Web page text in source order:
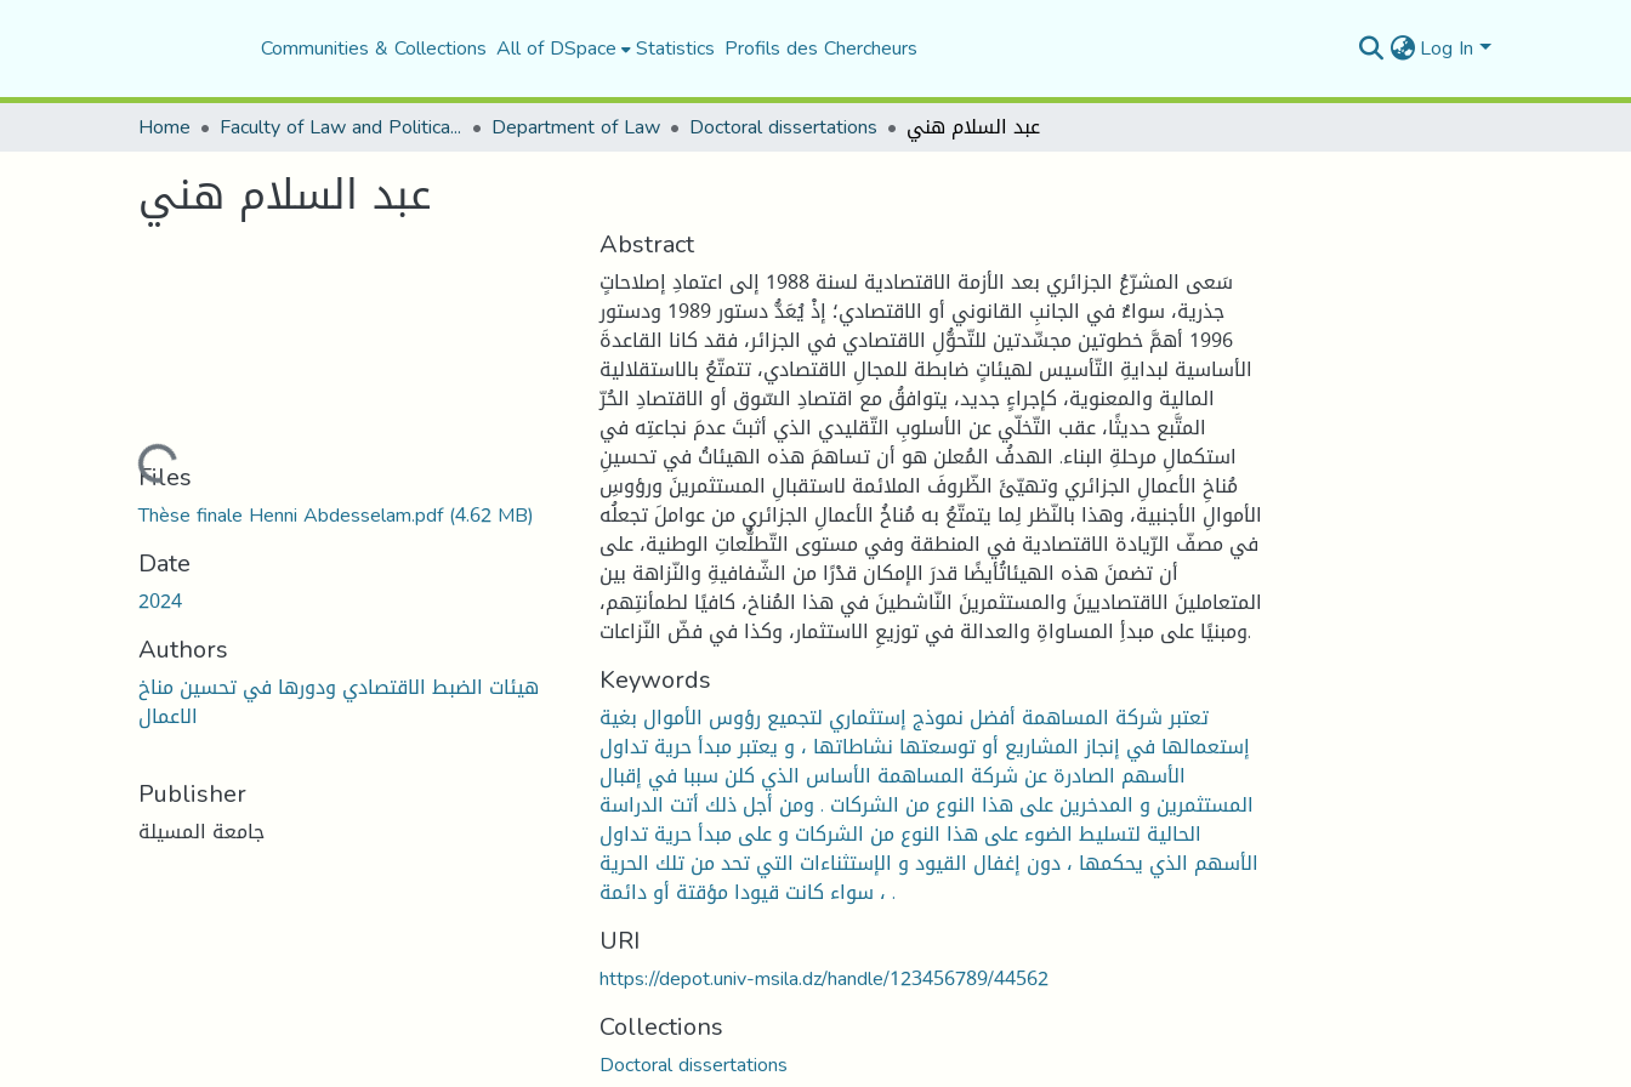
Communities & Collections All of DSpace Statistics Profils des Chercheurs Log In
Home Faculty of Law and Political Science Department of Law Doctoral dissertations عبد السلام هني
عبد السلام هني
Loading...
Files
Thèse finale Henni Abdesselam.pdf(4.62 MB)
Date
2024
Authors
هيئات الضبط الاقتصادي ودورها في تحسين مناخ
الاعمال
Publisher
جامعة المسيلة
Abstract
سَعى المشرّعُ الجزائري بعد الأزمة الاقتصادية لسنة 1988 إلى اعتمادِ إصلاحاتٍ
جذرية، سواءٌ في الجانبِ القانوني أو الاقتصادي؛ إذْ يُعَدُّ دستور 1989 ودستور
1996 أهمَّ خطوتين مجسِّدتين للتّحوُّلِ الاقتصادي في الجزائر، فقد كانا القاعدةَ
الأساسية لبدايةِ التّأسيس لهيئاتٍ ضابطة للمجالِ الاقتصادي، تتمتّعُ بالاستقلالية
المالية والمعنوية، كإجراءٍ جديد، يتوافقُ مع اقتصادِ السّوق أو الاقتصادِ الحُرّ
المتَّبع حديثًا، عقب التّخلّي عن الأسلوبِ التّقليدي الذي أثبتَ عدمَ نجاعتِه في
استكمالِ مرحلةِ البناء. الهدفُ المُعلن هو أن تساهمَ هذه الهيئاتُ في تحسينِ
مُناخِ الأعمالِ الجزائري وتهيّئَ الظّروفَ الملائمة لاستقبالِ المستثمرينَ ورؤوسِ
الأموالِ الأجنبية، وهذا بالنّظر لِما يتمتّعُ به مُناخُ الأعمالِ الجزائري من عواملَ تجعلُه
في مصفّ الرّيادة الاقتصادية في المنطقة وفي مستوى التّطلُّعاتِ الوطنية، على
أن تضمنَ هذه الهيئاتُأيضًا قدرَ الإمكان قدْرًا من الشّفافيةِ والنّزاهة بين
المتعاملينَ الاقتصاديينَ والمستثمرينَ النّاشطينَ في هذا المُناخ، كافيًا لطمأنتِهم،
ومبنيًا على مبدأِ المساواةِ والعدالة في توزيعِ الاستثمار، وكذا في فضّ النّزاعات.
Keywords
تعتبر شركة المساهمة أفضل نموذج إستثماري لتجميع رؤوس الأموال بغية
إستعمالها في إنجاز المشاريع أو توسعتها نشاطاتها ، و يعتبر مبدأ حرية تداول
الأسهم الصادرة عن شركة المساهمة الأساس الذي كلن سببا في إقبال
المستثمرين و المدخرين على هذا النوع من الشركات . ومن أجل ذلك أتت الدراسة
الحالية لتسليط الضوء على هذا النوع من الشركات و على مبدأ حرية تداول
الأسهم الذي يحكمها ، دون إغفال القيود و الإستثناءات التي تحد من تلك الحرية
، سواء كانت قيودا مؤقتة أو دائمة .
URI
https://depot.univ-msila.dz/handle/123456789/44562
Collections
Doctoral dissertations